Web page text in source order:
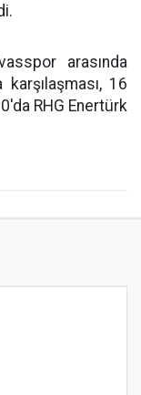
arasında
16
RHG Enertürk